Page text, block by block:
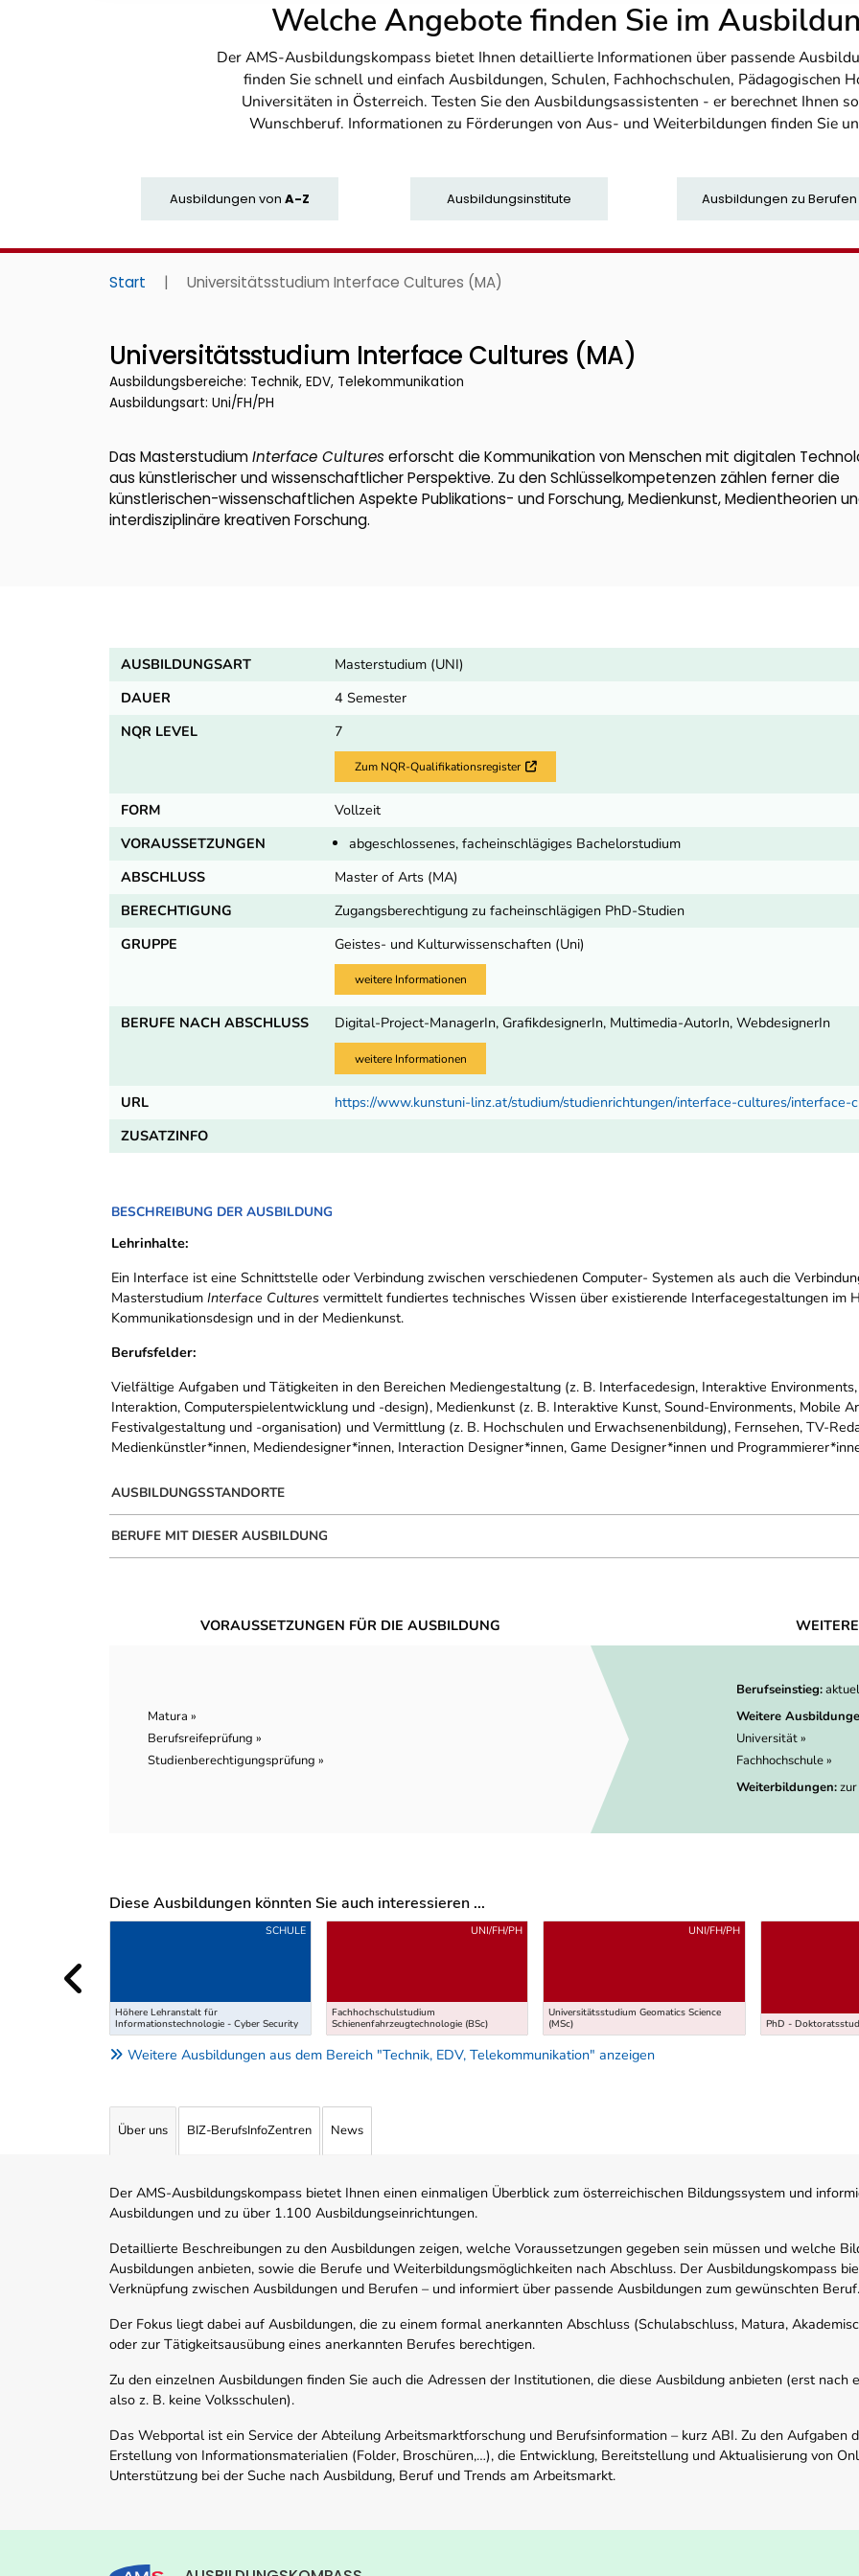
Welche Angebote finden Sie im
Der AMS-Ausbildungskompass bietet Ihnen detaillierte Informationen über passende
finden Sie schnell und einfach Ausbildungen, Schulen, Fachhochschulen, Pädagogischen
Universitäten in Österreich. Testen Sie den Ausbildungsassistenten - er berechnet Ihnen
Wunschberuf. Informationen zu Förderungen von Aus- und Weiterbildungen finden Sie
Ausbildungen von A-Z Ausbildungsinstitute Ausbildungen zu Berufen
Start | Universitätsstudium Interface Cultures (MA)
Universitätsstudium Interface Cultures (MA)
Ausbildungsbereiche: Technik, EDV, Telekommunikation
Ausbildungsart: Uni/FH/PH
Das MasterstudiumInterface Cultures erforscht die Kommunikation von Menschen mit digitalen
aus künstlerischer und wissenschaftlicher Perspektive. Zu den Schlüsselkompetenzen zählen ferner die
künstlerischen-wissenschaftlichen Aspekte Publikations- und Forschung, Medienkunst, Medientheorien
interdisziplinäre kreativen Forschung.
AUSBILDUNGSART
Masterstudium (UNI)
DAUER
4 Semester
NQR LEVEL
7
Zum NQR-Qualifikationsregister Externer Link
FORM
Vollzeit
VORAUSSETZUNGEN
abgeschlossenes, facheinschlägiges Bachelorstudium
ABSCHLUSS
Master of Arts (MA)
BERECHTIGUNG
Zugangsberechtigung zu facheinschlägigen PhD-Studien
GRUPPE
Geistes- und Kulturwissenschaften (Uni)
weitere Informationen
BERUFE NACH ABSCHLUSS Digital-Project-ManagerIn, GrafikdesignerIn, Multimedia-AutorIn, WebdesignerIn
weitere Informationen
URL https://www.kunstuni-linz.at/studium/studienrichtungen/interface-cultures/interface-
ZUSATZINFO
BESCHREIBUNG DER AUSBILDUNG
Lehrinhalte:
Ein Interface ist eine Schnittstelle oder Verbindung zwischen verschiedenen Computer- Systemen als auch die
Masterstudium Interface Cultures vermittelt fundiertes technisches Wissen über existierende Interfacegestaltungen im
Kommunikationsdesign und in der Medienkunst.
Berufsfelder:
Vielfältige Aufgaben und Tätigkeiten in den Bereichen Mediengestaltung (z. B. Interfacedesign, Interaktive
Interaktion, Computerspielentwicklung und -design), Medienkunst (z. B. Interaktive Kunst, Sound-Environments, Mobile
Festivalgestaltung und -organisation) und Vermittlung (z. B. Hochschulen und Erwachsenenbildung), Fernsehen, TV-
Medienkünstler*innen, Mediendesigner*innen, Interaction Designer*innen, Game Designer*innen und
AUSBILDUNGSSTANDORTE
BERUFE MIT DIESER AUSBILDUNG
VORAUSSETZUNGEN FÜR DIE AUSBILDUNG
Matura »
Berufsreifeprüfung »
Studienberechtigungsprüfung »
Berufseinstieg:
Weitere
Universität »
Fachhochschule »
Weiterbildungen:
Diese Ausbildungen könnten Sie auch interessieren ...
Uber weitere Ausbildungsvorschläge
Höhere Lehranstalt für
Informationstechnologie - Cyber Security
SCHULE
Fachhochschulstudium
Schienenfahrzeugtechnologie (BSc)
UNI/FH/PH
Universitätsstudium Geomatics Science
(MSc)
UNI/FH/PH
PhD -
Weitere Ausbildungen aus dem Bereich "Technik, EDV, Telekommunikation" anzeigen
Über uns BIZ-BerufsInfoZentren News
Der AMS-Ausbildungskompass bietet Ihnen einen einmaligen Überblick zum österreichischen Bildungssystem und
Ausbildungen und zu über 1.100 Ausbildungseinrichtungen.
Detaillierte Beschreibungen zu den Ausbildungen zeigen, welche Voraussetzungen gegeben sein müssen und welche
Ausbildungen anbieten, sowie die Berufe und Weiterbildungsmöglichkeiten nach Abschluss. Der Ausbildungskompass
Verknüpfung zwischen Ausbildungen und Berufen – und informiert über passende Ausbildungen zum gewünschten Beruf.
Der Fokus liegt dabei auf Ausbildungen, die zu einem formal anerkannten Abschluss (Schulabschluss, Matura,
oder zur Tätigkeitsausübung eines anerkannten Berufes berechtigen.
Zu den einzelnen Ausbildungen finden Sie auch die Adressen der Institutionen, die diese Ausbildung anbieten (erst nach
also z. B. keine Volksschulen).
Das Webportal ist ein Service der Abteilung Arbeitsmarktforschung und Berufsinformation – kurz ABI. Zu den Aufgaben
Erstellung von Informationsmaterialien (Folder, Broschüren,…), die Entwicklung, Bereitstellung und Aktualisierung von
Unterstützung bei der Suche nach Ausbildung, Beruf und Trends am Arbeitsmarkt.